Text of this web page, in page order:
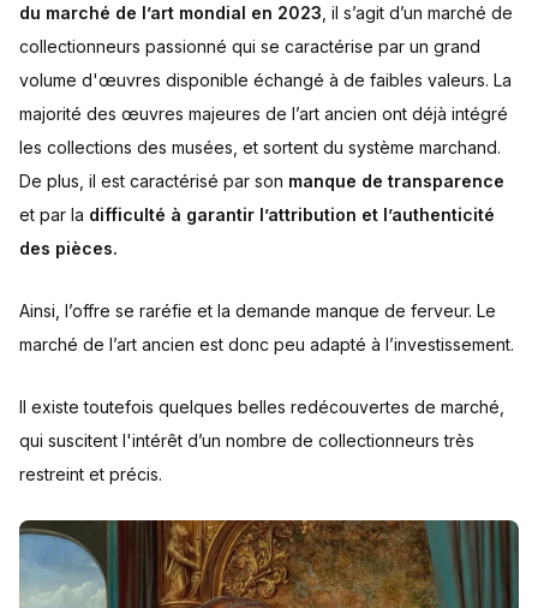
du marché de l’art mondial en 2023 , il s’agit d’un marché de
collectionneurs passionné qui se caractérise par un grand
volume d'œuvres disponible échangé à de faibles valeurs. La
majorité des œuvres majeures de l’art ancien ont déjà intégré
les collections des musées, et sortent du système marchand.
De plus, il est caractérisé par son manque de transparence
et par la difficulté à garantir l’attribution et l’authenticité
des pièces.
Ainsi, l’offre se raréfie et la demande manque de ferveur. Le
marché de l’art ancien est donc peu adapté à l’investissement.
Il existe toutefois quelques belles redécouvertes de marché,
qui suscitent l'intérêt d’un nombre de collectionneurs très
restreint et précis.